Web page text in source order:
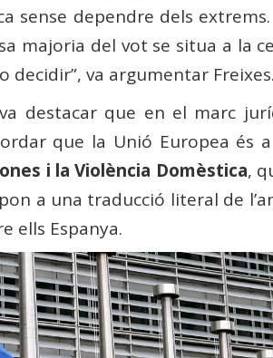
sense dependre dels
majoria del vot se situa a la
decidir”, va argumentar Freixes.
destacar que en el marc
que la Unió Europea és
i la Violència Domèstica,
a una traducció literal de
ells Espanya.